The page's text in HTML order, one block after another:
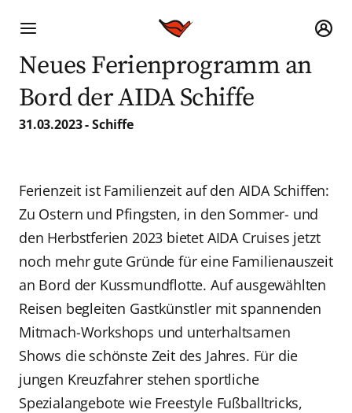
Neues Ferienprogramm an
Bord der AIDA Schiffe
31.03.2023 - Schiffe
Ferienzeit ist Familienzeit auf den AIDA Schiffen:
Zu Ostern und Pfingsten, in den Sommer- und
den Herbstferien 2023 bietet AIDA Cruises jetzt
noch mehr gute Gründe für eine Familienauszeit
an Bord der Kussmundflotte. Auf ausgewählten
Reisen begleiten Gastkünstler mit spannenden
Mitmach-Workshops und unterhaltsamen
Shows die schönste Zeit des Jahres. Für die
jungen Kreuzfahrer stehen sportliche
Spezialangebote wie Freestyle Fußballtricks,